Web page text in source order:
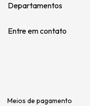
Departamentos
Entre em contato
Meios de pagamento